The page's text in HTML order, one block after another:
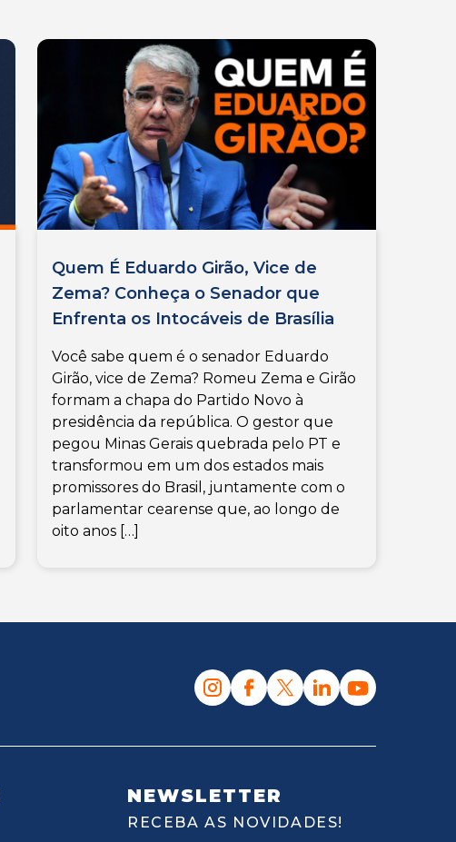
Quem É Eduardo Girão, Vice de
Zema? Conheça o Senador que
Enfrenta os Intocáveis de Brasília
Você sabe quem é o senador Eduardo
Girão, vice de Zema? Romeu Zema e Girão
formam a chapa do Partido Novo à
presidência da república. O gestor que
pegou Minas Gerais quebrada pelo PT e
transformou em um dos estados mais
promissores do Brasil, juntamente com o
parlamentar cearense que, ao longo de
oito anos […]
NEWSLETTER
RECEBA AS NOVIDADES!